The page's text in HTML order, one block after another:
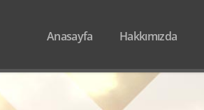
Anasayfa Hakkımızda